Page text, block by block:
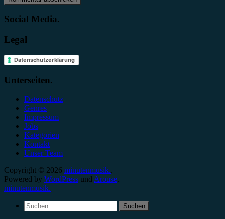
Social Media.
Legal
Datenschutzerklärung
Unterseiten.
Datenschutz
Genres
Impressum
Jobs
Kategorien
Kontakt
Unser Team
Copyright © 2026 minutenmusik..
Powered by WordPress und Arouse.
minutenmusik.
Suchen
nach: